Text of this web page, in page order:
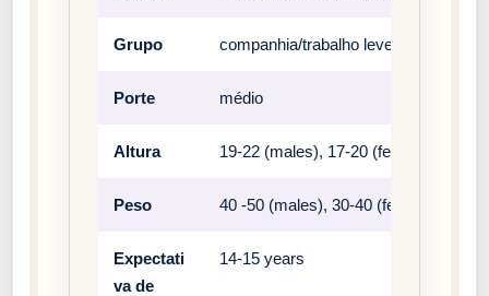
Grupo companhia/trabalho leve
Porte médio
Altura 19-22 (males), 17-20 (females)
Peso 40 -50 (males), 30-40 (females)
Expectati
va de
14-15 years